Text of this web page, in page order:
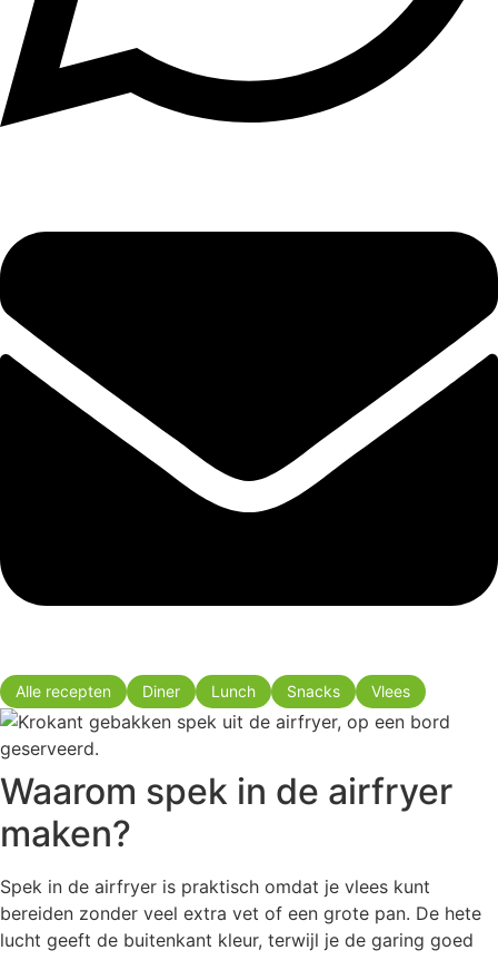
Alle recepten Diner Lunch Snacks Vlees
Waarom spek in de airfryer
maken?
Spek in de airfryer is praktisch omdat je vlees kunt
bereiden zonder veel extra vet of een grote pan. De hete
lucht geeft de buitenkant kleur, terwijl je de garing goed